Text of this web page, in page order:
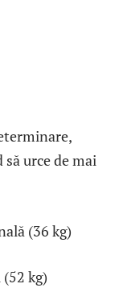
urce de mai
(36 kg)
kg)